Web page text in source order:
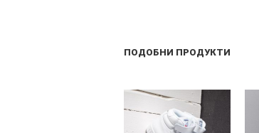
ПОДОБНИ ПРОДУКТИ